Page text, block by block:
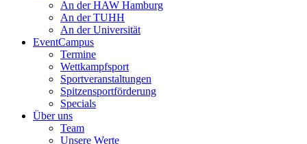
An der HAW Hamburg
An der TUHH
An der Universität
EventCampus
Termine
Wettkampfsport
Sportveranstaltungen
Spitzensportförderung
Specials
Über uns
Team
Unsere Werte